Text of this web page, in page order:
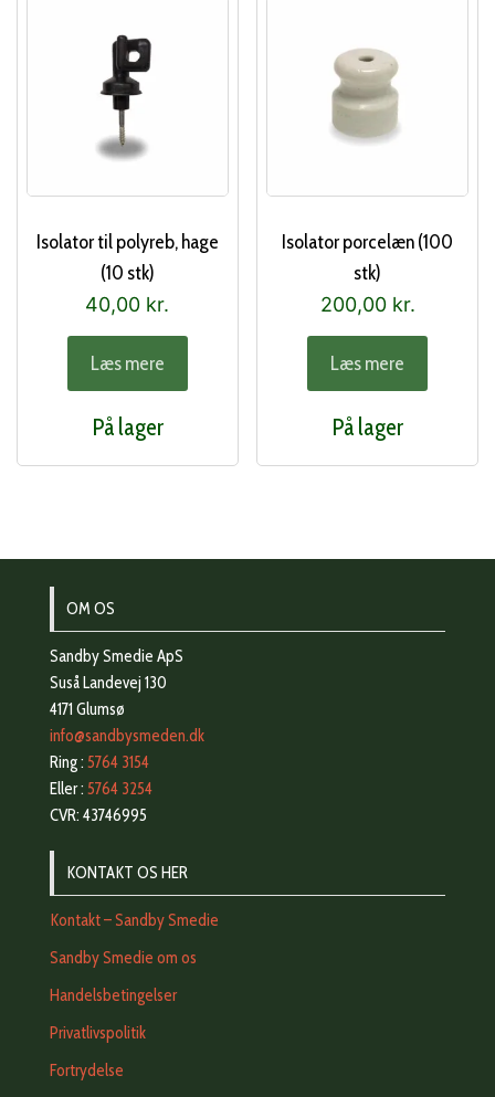
Isolator til polyreb, hage
(10 stk)
40,00 kr.
Læs mere
På lager
Isolator porcelæn (100
stk)
200,00 kr.
Læs mere
På lager
OM OS
Sandby Smedie ApS
Suså Landevej 130
4171 Glumsø
info@sandbysmeden.dk
Ring : 5764 3154
Eller : 5764 3254
CVR: 43746995
KONTAKT OS HER
Kontakt – Sandby Smedie
Sandby Smedie om os
Handelsbetingelser
Privatlivspolitik
Fortrydelse